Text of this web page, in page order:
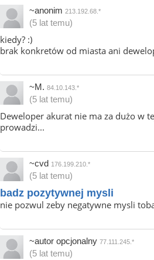
~anonim 213.192.68.*
(5 lat temu)
kiedy? :)
brak konkretów od miasta ani
~M. 84.10.143.*
(5 lat temu)
Deweloper akurat nie ma za dużo w
prowadzi...
~cvd 176.199.210.*
(5 lat temu)
badz pozytywnej mysli
nie pozwul zeby negatywne mysli
~autor opcjonalny 77.111.245.*
(5 lat temu)